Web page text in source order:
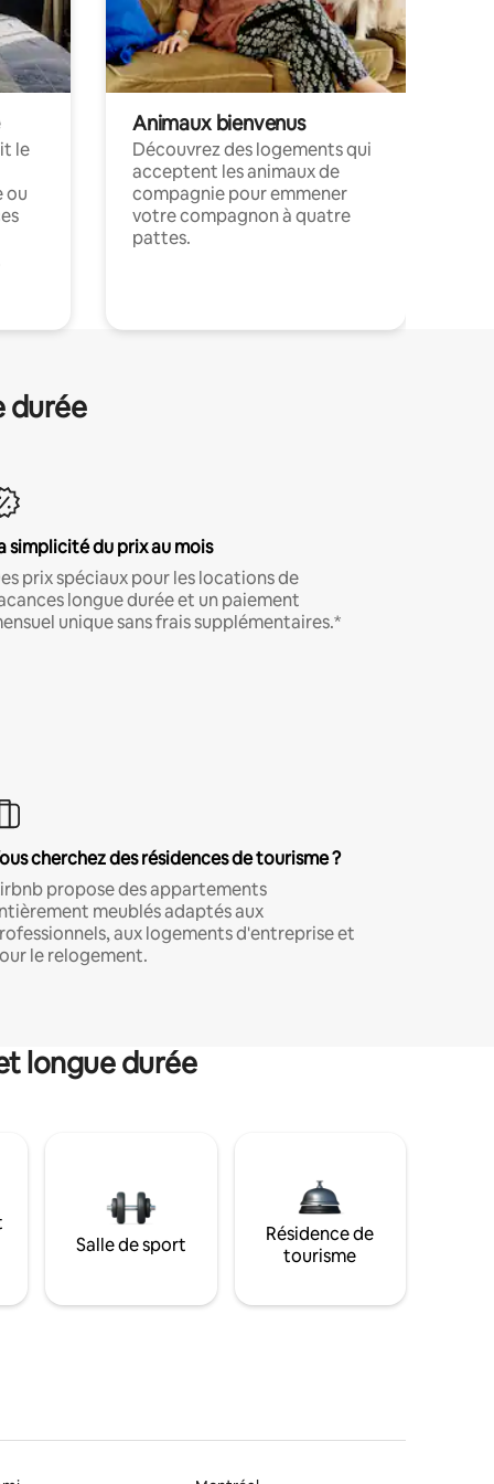
le
ou
Animaux bienvenus
Découvrez des logements qui
acceptent les animaux de
compagnie pour emmener
votre compagnon à quatre
pattes.
durée
simplicité du prix au mois
prix spéciaux pour les locations de
longue durée et un paiement
unique sans frais supplémentaires.*
cherchez des résidences de tourisme ?
propose des appartements
meublés adaptés aux
aux logements d'entreprise et
le relogement.
longue durée
Salle de sport
Résidence de
tourisme